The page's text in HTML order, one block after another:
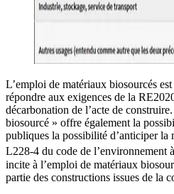
L’emploi de matériaux biosourcés
répondre aux exigences de la
décarbonation de l’acte de
biosourcé » offre également la
publiques la possibilité d’anticiper la
L228-4 du code de l’environnement
incite à l’emploi de matériaux
partie des constructions issues de la